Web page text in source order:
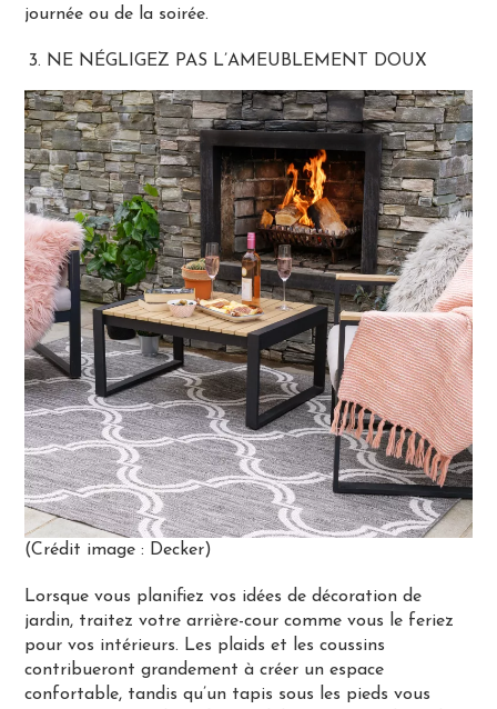
journée ou de la soirée.
NE NÉGLIGEZ PAS L’AMEUBLEMENT DOUX
(Crédit image : Decker)
Lorsque vous planifiez vos idées de décoration de
jardin, traitez votre arrière-cour comme vous le feriez
pour vos intérieurs. Les plaids et les coussins
contribueront grandement à créer un espace
confortable, tandis qu’un tapis sous les pieds vous